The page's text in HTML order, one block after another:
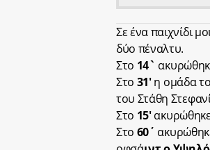
Σε ένα παιχνίδι
δύο πέναλτυ.
Στο 14`
Στο 31′η ομάδα
του Στάθη
Στο 15′
Στο 60΄